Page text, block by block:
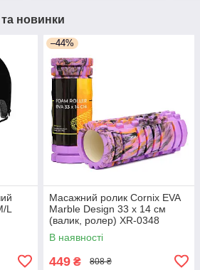
та новинки
L
–44%
Масажний ролик Cornix EVA
Marble Design 33 x 14 см
(валик, ролер) XR-0348
В наявності
449 ₴ 808 ₴